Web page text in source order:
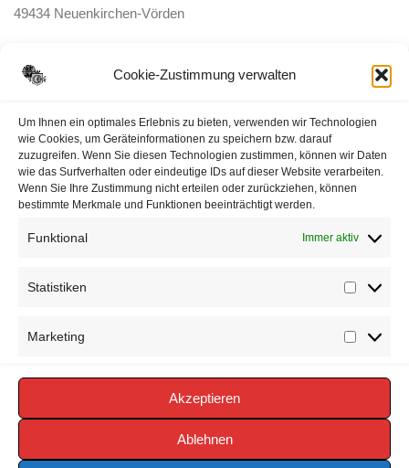
Cookie-Zustimmung verwalten
Um Ihnen ein optimales Erlebnis zu bieten, verwenden wir Technologien
wie Cookies, um Geräteinformationen zu speichern bzw. darauf
zuzugreifen. Wenn Sie diesen Technologien zustimmen, können wir Daten
wie das Surfverhalten oder eindeutige IDs auf dieser Website verarbeiten.
Wenn Sie Ihre Zustimmung nicht erteilen oder zurückziehen, können
bestimmte Merkmale und Funktionen beeinträchtigt werden.
Funktional Immer aktiv
Statistiken
Marketing
Akzeptieren
Ablehnen
49434 Neuenkirchen-Vörden
Datenschutzerklärung
Impressum
Cookie-Richtlinie (EU)
Copyright © 2026 FEUERWEHR VÖRDEN -
https://www.feuerwehr-voerden.de